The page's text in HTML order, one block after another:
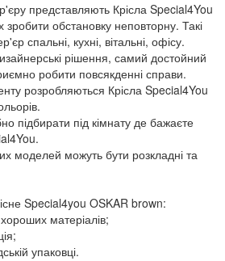
представляють Крісла Special4You
зробити обстановку неповторну. Такі
спальні, кухні, вітальні, офісу.
рішення, самий достойний
робити повсякденні справи.
розробляються Крісла Special4You
підбирати під кімнату де бажаєте
моделей можуть бути розкладні та
Special4you OSKAR brown:
матеріалів;
упаковці.